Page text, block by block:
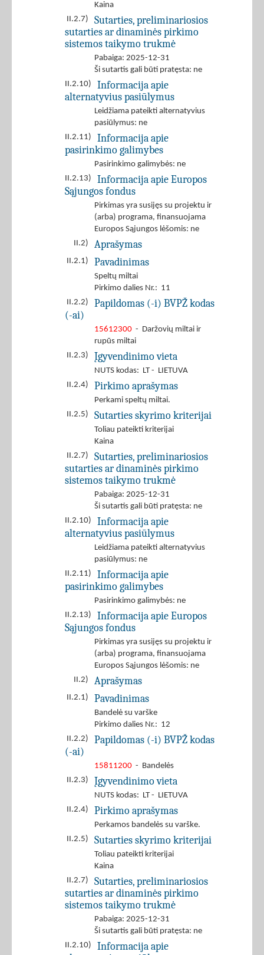
Kaina
II.2.7)
Sutarties, preliminariosios
sutarties ar dinaminės pirkimo
sistemos taikymo trukmė
Pabaiga: 2025-12-31
Ši sutartis gali būti pratęsta: ne
II.2.10)
Informacija apie
alternatyvius pasiūlymus
Leidžiama pateikti alternatyvius
pasiūlymus: ne
II.2.11)
Informacija apie
pasirinkimo galimybes
Pasirinkimo galimybės: ne
II.2.13)
Informacija apie Europos
Sąjungos fondus
Pirkimas yra susijęs su projektu ir
(arba) programa, finansuojama
Europos Sąjungos lėšomis: ne
II.2)
Aprašymas
II.2.1) Pavadinimas
Speltų miltai
Pirkimo dalies Nr.: 11
II.2.2)
Papildomas (-i) BVPŽ kodas
(-ai)
15612300 - Daržovių miltai ir
rupūs miltai
II.2.3)
Įgyvendinimo vieta
NUTS kodas: LT - LIETUVA
II.2.4)
Pirkimo aprašymas
Perkami speltų miltai.
II.2.5)
Sutarties skyrimo kriterijai
Toliau pateikti kriterijai
Kaina
II.2.7)
Sutarties, preliminariosios
sutarties ar dinaminės pirkimo
sistemos taikymo trukmė
Pabaiga: 2025-12-31
Ši sutartis gali būti pratęsta: ne
II.2.10)
Informacija apie
alternatyvius pasiūlymus
Leidžiama pateikti alternatyvius
pasiūlymus: ne
II.2.11)
Informacija apie
pasirinkimo galimybes
Pasirinkimo galimybės: ne
II.2.13)
Informacija apie Europos
Sąjungos fondus
Pirkimas yra susijęs su projektu ir
(arba) programa, finansuojama
Europos Sąjungos lėšomis: ne
II.2)
Aprašymas
II.2.1) Pavadinimas
Bandelė su varške
Pirkimo dalies Nr.: 12
II.2.2)
Papildomas (-i) BVPŽ kodas
(-ai)
15811200 - Bandelės
II.2.3)
Įgyvendinimo vieta
NUTS kodas: LT - LIETUVA
II.2.4)
Pirkimo aprašymas
Perkamos bandelės su varške.
II.2.5)
Sutarties skyrimo kriterijai
Toliau pateikti kriterijai
Kaina
II.2.7)
Sutarties, preliminariosios
sutarties ar dinaminės pirkimo
sistemos taikymo trukmė
Pabaiga: 2025-12-31
Ši sutartis gali būti pratęsta: ne
II.2.10)
Informacija apie